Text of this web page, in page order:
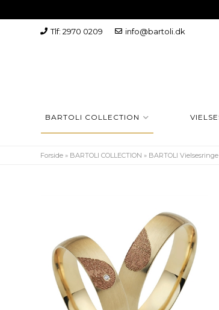
Tlf: 2970 0209 info@bartoli.dk
BARTOLI COLLECTION
Forside » BARTOLI COLLECTION » BARTOLI Vielsesringe